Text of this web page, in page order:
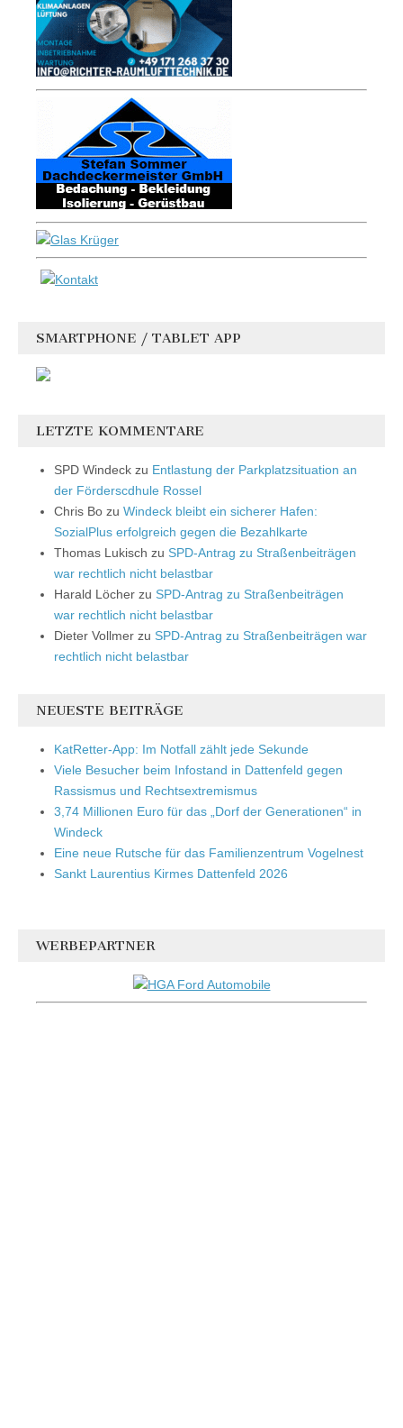
SMARTPHONE / TABLET APP
LETZTE KOMMENTARE
SPD Windeck zu Entlastung der Parkplatzsituation an
der Förderscdhule Rossel
Chris Bo zu Windeck bleibt ein sicherer Hafen:
SozialPlus erfolgreich gegen die Bezahlkarte
Thomas Lukisch zu SPD-Antrag zu Straßenbeiträgen
war rechtlich nicht belastbar
Harald Löcher zu SPD-Antrag zu Straßenbeiträgen
war rechtlich nicht belastbar
Dieter Vollmer zu SPD-Antrag zu Straßenbeiträgen war
rechtlich nicht belastbar
NEUESTE BEITRÄGE
KatRetter-App: Im Notfall zählt jede Sekunde
Viele Besucher beim Infostand in Dattenfeld gegen
Rassismus und Rechtsextremismus
3,74 Millionen Euro für das „Dorf der Generationen“ in
Windeck
Eine neue Rutsche für das Familienzentrum Vogelnest
Sankt Laurentius Kirmes Dattenfeld 2026
WERBEPARTNER